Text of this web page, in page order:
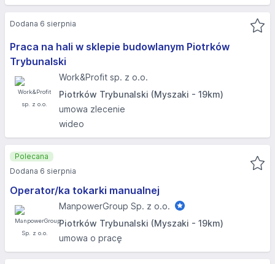
Praca na hali w sklepie budowlanym Piotrków
Trybunalski
Work&Profit sp. z o.o.
Piotrków Trybunalski (Myszaki - 19km)
umowa zlecenie
wideo
Dodana 6 sierpnia
Operator/ka tokarki manualnej
ManpowerGroup Sp. z o.o.
Piotrków Trybunalski (Myszaki - 19km)
umowa o pracę
Polecana
Dodana 6 sierpnia